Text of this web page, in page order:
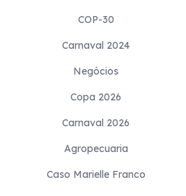
COP-30
Carnaval 2024
Negócios
Copa 2026
Carnaval 2026
Agropecuaria
Caso Marielle Franco